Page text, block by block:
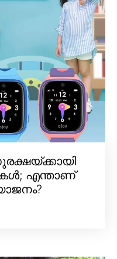
എന്താണ്